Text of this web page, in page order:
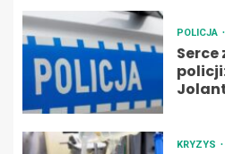
POLICJA
KRYZYS